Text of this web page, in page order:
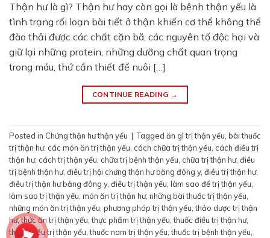
Thận hư là gì? Thận hư hay còn gọi là bệnh thận yếu là
tình trạng rối loạn bài tiết ở thận khiến cơ thể không thể
đào thải được các chất cặn bã, các nguyên tố độc hại và
giữ lại những protein, những dưỡng chất quan trọng
trong máu, thứ cần thiết để nuôi […]
CONTINUE READING →
Posted in Chứng thận hư thận yếu | Tagged ăn gì trị thận yếu, bài thuốc
trị thận hư, các món ăn trị thận yếu, cách chữa trị thận yếu, cách điều trị
thận hư, cách trị thận yếu, chữa trị bệnh thận yếu, chữa trị thận hư, điều
trị bệnh thận hư, điều trị hội chứng thận hư bằng đông y, điều trị thận hư,
điều trị thận hư bằng đông y, điều trị thận yếu, làm sao để trị thận yếu,
làm sao trị thận yếu, món ăn trị thận hư, những bài thuốc trị thận yếu,
những món ăn trị thận yếu, phương pháp trị thận yếu,thảo dược trị thận
hư,thức ăn trị thận yếu,thực phẩm trị thận yếu,thuốc điều trị thận hư,
thuốc điều trị thận yếu,thuốc nam trị thận yếu,thuốc trị bệnh thận yếu,